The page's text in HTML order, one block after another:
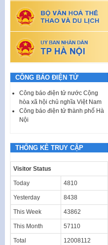
CÔNG BÁO ĐIỆN TỬ
Công báo điện tử nước Cộng
hòa xã hội chủ nghĩa Việt Nam
Công báo điện tử thành phố Hà
Nội
THỐNG KÊ TRUY CẬP
Visitor Status
Today 4810
Yesterday 8438
This Week 43862
This Month 57110
Total 12008112